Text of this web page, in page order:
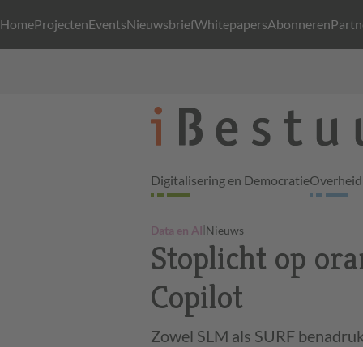
HomeProjectenEventsNieuwsbriefWhitepapersAbonneren
Digitalisering en Democratie
Data en AI|Nieuws
Stoplicht op
Copilot
Zowel SLM als SURF